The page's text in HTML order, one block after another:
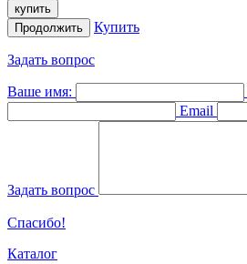
купить
Продолжить
Купить
Задать вопрос
Ваше имя:
Email
Задать вопрос
Спасибо!
Каталог